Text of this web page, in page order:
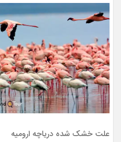
علت خشک شده دریاچه ارومیه